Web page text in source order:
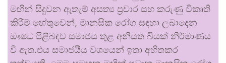
මඟින් සිදුවන ඇතැම් අසත්‍ය ප්‍රචාර සහ කරුණු විකෘති
කිරීම් හේතුවෙන්, මානසික රෝග සඳහා ලබාදෙන
ඖෂධ පිළිබඳව සමාජය තුළ අනියත බියක් නිර්මාණය
වී ඇත.එය සමාජයීය වශයෙන් ඉතා අහිතකර